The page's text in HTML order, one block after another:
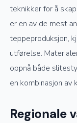
teknikker for å
er en av de mest
teppeproduksjon,
utførelse.
oppnå både
en kombinasjon
Regionale